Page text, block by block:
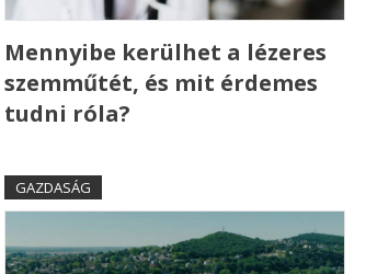
Mennyibe kerülhet a lézeres
szemműtét, és mit érdemes
tudni róla?
GAZDASÁG